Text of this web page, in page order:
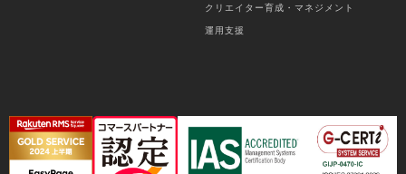
クリエイター育成・マネジメント
運用支援